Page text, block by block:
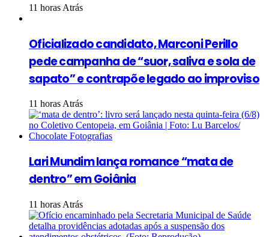
11 horas Atrás
Oficializado candidato, Marconi Perillo
pede campanha de “suor, saliva e sola de
sapato” e contrapõe legado ao improviso
11 horas Atrás
Lari Mundim lança romance “mata de
dentro” em Goiânia
11 horas Atrás